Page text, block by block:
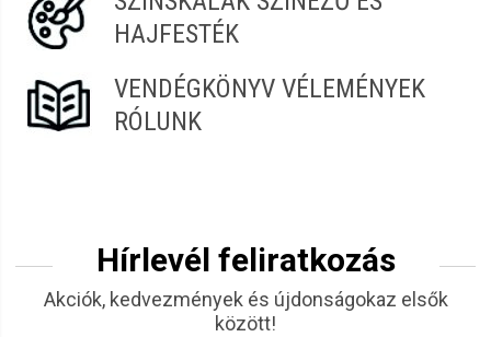
HAJFESTÉK
VENDÉGKÖNYV VÉLEMÉNYEK
RÓLUNK
Hírlevél feliratkozás
Akciók, kedvezmények és újdonságokaz elsők
között!